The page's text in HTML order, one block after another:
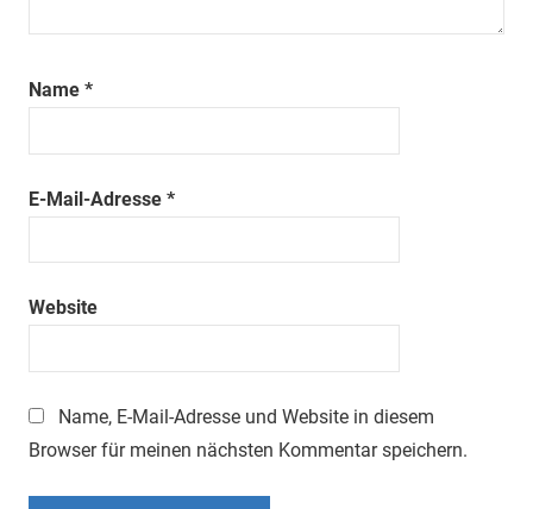
Name *
E-Mail-Adresse *
Website
Name, E-Mail-Adresse und Website in diesem
Browser für meinen nächsten Kommentar speichern.